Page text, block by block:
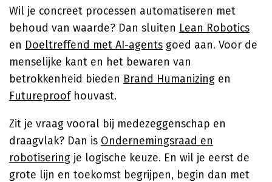
Wil je concreet processen automatiseren met
behoud van waarde? Dan sluiten Lean Robotics
en Doeltreffend met AI-agents goed aan. Voor de
menselijke kant en het bewaren van
betrokkenheid bieden Brand Humanizing en
Futureproofhouvast.
Zit je vraag vooral bij medezeggenschap en
draagvlak? Dan is Ondernemingsraad en
robotisering je logische keuze. En wil je eerst de
grote lijn en toekomst begrijpen, begin dan met